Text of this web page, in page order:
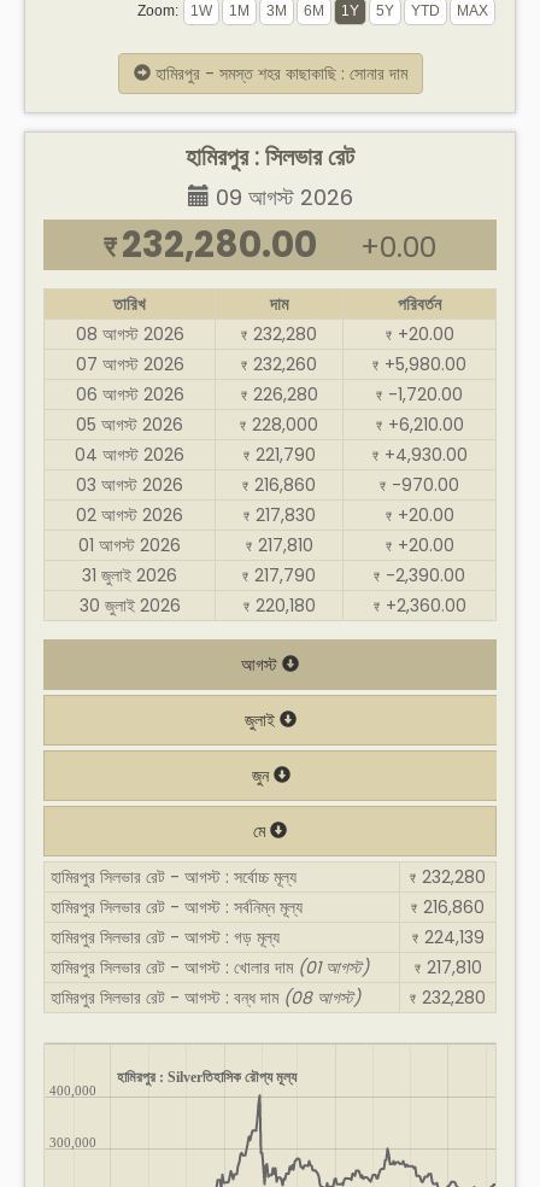
Zoom:
হামিরপুর - সমস্ত শহর কাছাকাছি : সোনার দাম
হামিরপুর : সিলভার রেট
09 আগস্ট 2026
₹ 232,280.00 +0.00
তারিখ দাম
পরিবর্তন
08 আগস্ট 2026
₹ 232,280 ₹ +20.00
07 আগস্ট 2026
₹ 232,260 ₹ +5,980.00
06 আগস্ট 2026
₹ 226,280 ₹ -1,720.00
05 আগস্ট 2026
₹ 228,000 ₹ +6,210.00
04 আগস্ট 2026
₹ 221,790 ₹ +4,930.00
03 আগস্ট 2026
₹ 216,860 ₹ -970.00
02 আগস্ট 2026
₹ 217,830 ₹ +20.00
01 আগস্ট 2026
₹ 217,810 ₹ +20.00
31 জুলাই 2026
₹ 217,790 ₹ -2,390.00
30 জুলাই 2026
₹ 220,180 ₹ +2,360.00
আগস্ট
জুলাই
জুন
মে
হামিরপুর সিলভার রেট - আগস্ট : সর্বোচ্চ মূল্য
₹ 232,280
হামিরপুর সিলভার রেট - আগস্ট : সর্বনিম্ন মূল্য
₹ 216,860
হামিরপুর সিলভার রেট - আগস্ট : গড় মূল্য
₹ 224,139
হামিরপুর সিলভার রেট - আগস্ট : খোলার দাম (01 আগস্ট) ₹ 217,810
হামিরপুর সিলভার রেট - আগস্ট : বন্ধ দাম (08 আগস্ট) ₹ 232,280
হামিরপুর : Silverতিহাসিক রৌপ্য মূল্য
300,000
400,000